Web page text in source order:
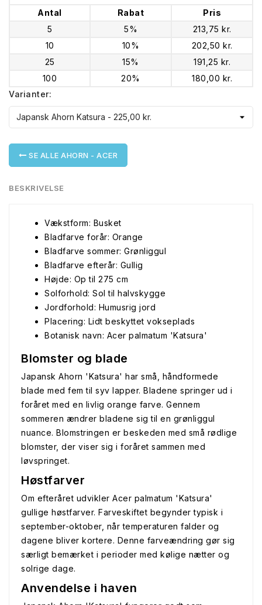
Antal Rabat
Pris
5
5%
213,75 kr.
10
10%
202,50 kr.
25
15%
191,25 kr.
100
20%
180,00 kr.
Varianter:
SE ALLE AHORN - ACER
BESKRIVELSE
Vækstform: Busket
Bladfarve forår: Orange
Bladfarve sommer: Grønliggul
Bladfarve efterår: Gullig
Højde: Op til 275 cm
Solforhold: Sol til halvskygge
Jordforhold: Humusrig jord
Placering: Lidt beskyttet vokseplads
Botanisk navn: Acer palmatum 'Katsura'
Blomster og blade
Japansk Ahorn 'Katsura' har små, håndformede
blade med fem til syv lapper. Bladene springer ud i
foråret med en livlig orange farve. Gennem
sommeren ændrer bladene sig til en grønliggul
nuance. Blomstringen er beskeden med små rødlige
blomster, der viser sig i foråret sammen med
løvspringet.
Høstfarver
Om efteråret udvikler Acer palmatum 'Katsura'
gullige høstfarver. Farveskiftet begynder typisk i
september-oktober, når temperaturen falder og
dagene bliver kortere. Denne farveændring gør sig
særligt bemærket i perioder med kølige nætter og
solrige dage.
Anvendelse i haven